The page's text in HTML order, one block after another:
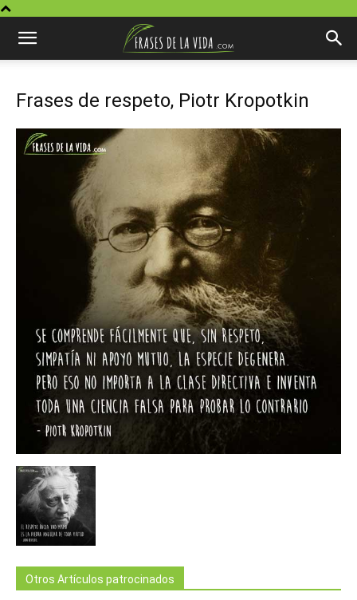
Frases de respeto, Piotr Kropotkin
Otros Artículos patrocinados